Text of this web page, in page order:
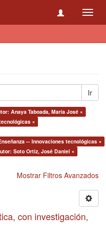
Ir
Anaya Taboada, María José ×
×
-- Innovaciones tecnológicas ×
Soto Ortiz, José Daniel ×
Mostrar Filtros Avanzados
con investigación,